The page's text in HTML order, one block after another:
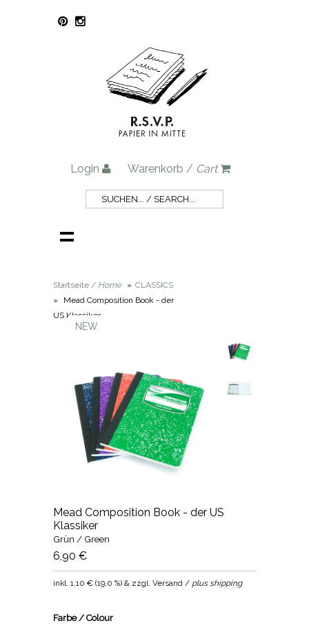
Login Warenkorb / Cart
Startseite / Home » CLASSICS
»
Mead Composition Book - der
US Klassiker
NEW
Mead Composition Book - der US
Klassiker
Grün / Green
6,90 €
inkl.1,10 € (19,0 %) & zzgl. Versand / plus shipping
Farbe / Colour